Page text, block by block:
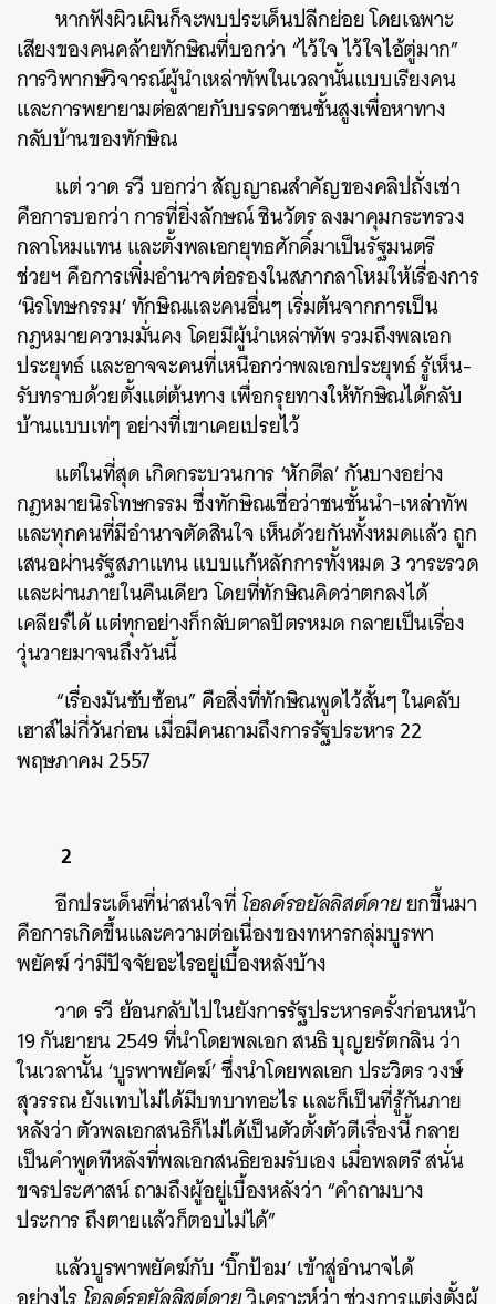
หากฟังผิวเผินก็จะพบประเด็นปลีกย่อย โดยเฉพาะ
เสียงของคนคล้ายทักษิณที่บอกว่า “ไว้ใจ ไว้ใจไอ้ตู่มาก”
การวิพากษ์วิจารณ์ผู้นำเหล่าทัพในเวลานั้นแบบเรียงคน
และการพยายามต่อสายกับบรรดาชนชั้นสูงเพื่อหาทาง
กลับบ้านของทักษิณ
แต่ วาด รวี บอกว่า สัญญาณสำคัญของคลิปถั่งเช่า
คือการบอกว่า การที่ยิ่งลักษณ์ ชินวัตร ลงมาคุมกระทรวง
กลาโหมแทน และตั้งพลเอกยุทธศักดิ์มาเป็นรัฐมนตรี
ช่วยฯ คือการเพิ่มอำนาจต่อรองในสภากลาโหมให้เรื่องการ
‘นิรโทษกรรม’ ทักษิณและคนอื่นๆ เริ่มต้นจากการเป็น
กฎหมายความมั่นคง โดยมีผู้นำเหล่าทัพ รวมถึงพลเอก
ประยุทธ์ และอาจจะคนที่เหนือกว่าพลเอกประยุทธ์ รู้เห็น-
รับทราบด้วยตั้งแต่ต้นทาง เพื่อกรุยทางให้ทักษิณได้กลับ
บ้านแบบเท่ๆ อย่างที่เขาเคยเปรยไว้
แต่ในที่สุด เกิดกระบวนการ ‘หักดีล’ กันบางอย่าง
กฎหมายนิรโทษกรรม ซึ่งทักษิณเชื่อว่าชนชั้นนำ-เหล่าทัพ
และทุกคนที่มีอำนาจตัดสินใจ เห็นด้วยกันทั้งหมดแล้ว ถูก
เสนอผ่านรัฐสภาแทน แบบแก้หลักการทั้งหมด 3 วาระรวด
และผ่านภายในคืนเดียว โดยที่ทักษิณคิดว่าตกลงได้
เคลียร์ได้ แต่ทุกอย่างก็กลับตาลปัตรหมด กลายเป็นเรื่อง
วุ่นวายมาจนถึงวันนี้
“เรื่องมันซับซ้อน” คือสิ่งที่ทักษิณพูดไว้สั้นๆ ในคลับ
เฮาส์ไม่กี่วันก่อน เมื่อมีคนถามถึงการรัฐประหาร 22
พฤษภาคม 2557
2
อีกประเด็นที่น่าสนใจที่โอลด์รอยัลลิสต์ดายยกขึ้นมา
คือการเกิดขึ้นและความต่อเนื่องของทหารกลุ่มบูรพา
พยัคฆ์ ว่ามีปัจจัยอะไรอยู่เบื้องหลังบ้าง
วาด รวี ย้อนกลับไปในยังการรัฐประหารครั้งก่อนหน้า
19 กันยายน 2549 ที่นำโดยพลเอก สนธิ บุญยรัตกลิน ว่า
ในเวลานั้น ‘บูรพาพยัคฆ์’ ซึ่งนำโดยพลเอก ประวิตร วงษ์
สุวรรณ ยังแทบไม่ได้มีบทบาทอะไร และก็เป็นที่รู้กันภาย
หลังว่า ตัวพลเอกสนธิก็ไม่ได้เป็นตัวตั้งตัวตีเรื่องนี้ กลาย
เป็นคำพูดทีหลังที่พลเอกสนธิยอมรับเอง เมื่อพลตรี สนั่น
ขจรประศาสน์ ถามถึงผู้อยู่เบื้องหลังว่า “คำถามบาง
ประการ ถึงตายแล้วก็ตอบไม่ได้”
แล้วบูรพาพยัคฆ์กับ ‘บิ๊กป้อม’ เข้าสู่อำนาจได้